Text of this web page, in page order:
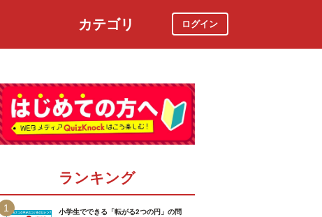
カテゴリ ログイン
ランキング
1
小学生でできる「転がる2つの円」の問